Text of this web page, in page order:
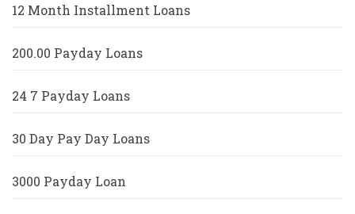
12 Month Installment Loans
200.00 Payday Loans
24 7 Payday Loans
30 Day Pay Day Loans
3000 Payday Loan